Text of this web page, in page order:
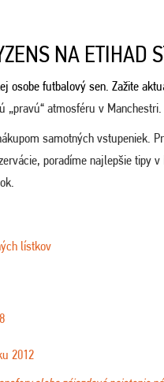
NA ETIHAD
osobe futbalový sen. Zažite
„pravú“ atmosféru v Manchestri.
samotných vstupeniek.
poradíme najlepšie tipy
lístkov
2012